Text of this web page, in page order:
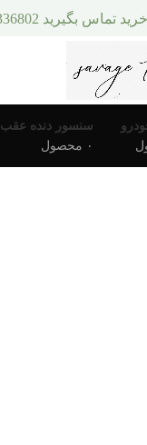
سنسور دنده عقب
۰ محصول
بگیرید 09376336802